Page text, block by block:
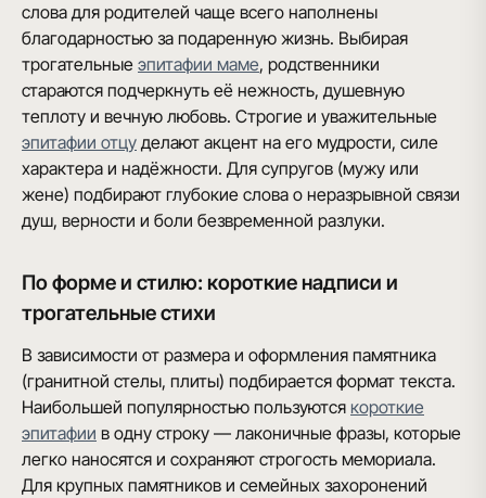
слова для родителей чаще всего наполнены
благодарностью за подаренную жизнь. Выбирая
трогательные эпитафии маме, родственники
стараются подчеркнуть её нежность, душевную
теплоту и вечную любовь. Строгие и уважительные
эпитафии отцу делают акцент на его мудрости, силе
характера и надёжности. Для супругов (мужу или
жене) подбирают глубокие слова о неразрывной связи
душ, верности и боли безвременной разлуки.
По форме и стилю: короткие надписи и
трогательные стихи
В зависимости от размера и оформления памятника
(гранитной стелы, плиты) подбирается формат текста.
Наибольшей популярностью пользуются короткие
эпитафии в одну строку — лаконичные фразы, которые
легко наносятся и сохраняют строгость мемориала.
Для крупных памятников и семейных захоронений